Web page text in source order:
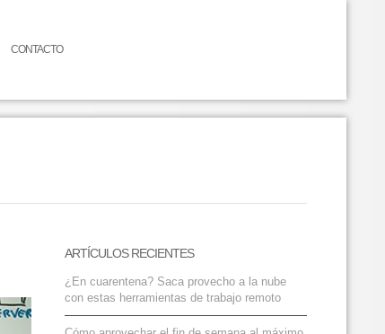
CONTACTO
ARTÍCULOS RECIENTES
¿En cuarentena? Saca provecho a la nube
con estas herramientas de trabajo remoto